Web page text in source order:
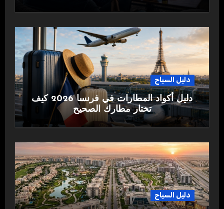
دليل السياح
دليل أكواد المطارات في فرنسا 2026 كيف
تختار مطارك الصحيح
دليل السياح